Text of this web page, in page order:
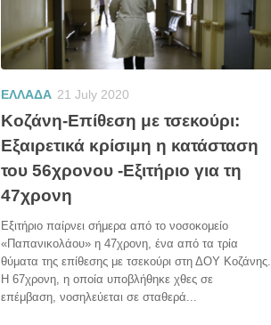
ΕΛΛΑΔΑ 21 July 2020
Κοζάνη-Επίθεση με τσεκούρι:
Εξαιρετικά κρίσιμη η κατάσταση
του 56χρονου -Εξιτήριο για τη
47χρονη
Εξιτήριο παίρνει σήμερα από το νοσοκομείο
«Παπανικολάου» η 47χρονη, ένα από τα τρία
θύματα της επίθεσης με τσεκούρι στη ΔΟΥ Κοζάνης.
Η 67χρονη, η οποία υποβλήθηκε χθες σε
επέμβαση, νοσηλεύεται σε σταθερά...